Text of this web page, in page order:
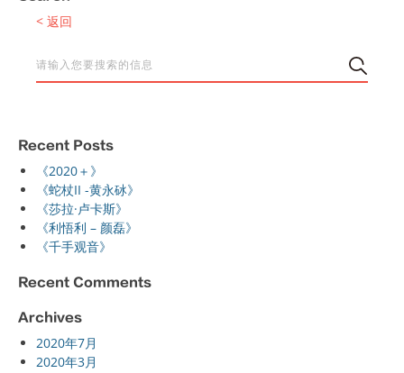
< 返回
Recent Posts
《2020＋》
《蛇杖II -黄永砅》
《莎拉·卢卡斯》
《利悟利 – 颜磊》
《千手观音》
Recent Comments
Archives
2020年7月
2020年3月